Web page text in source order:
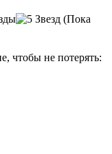
(Пока
чтобы не потерять: